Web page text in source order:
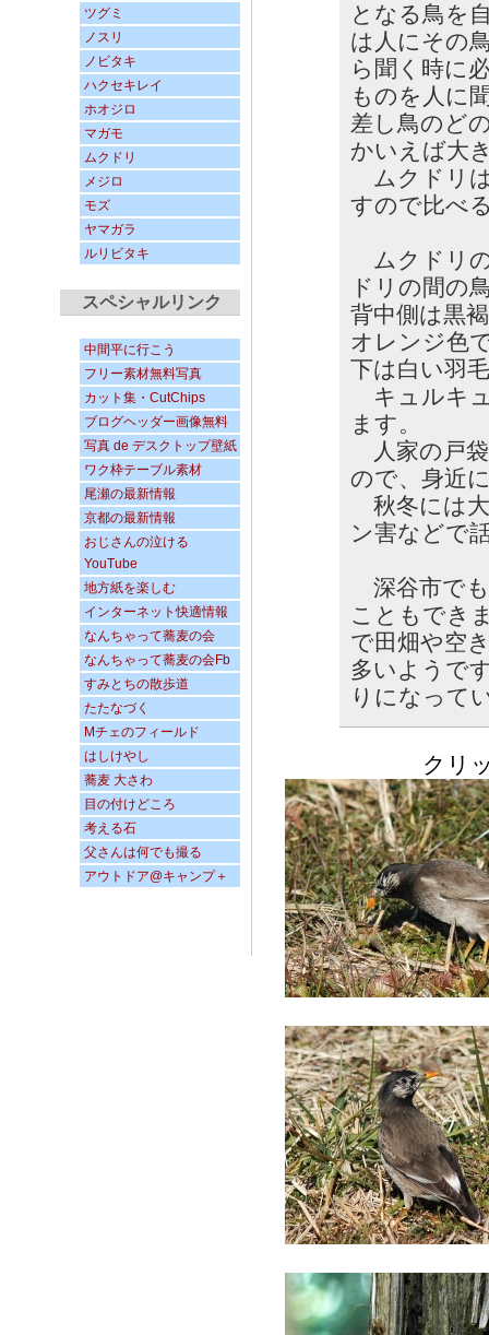
ツグミ
ノスリ
ノビタキ
ハクセキレイ
ホオジロ
マガモ
ムクドリ
メジロ
モズ
ヤマガラ
ルリビタキ
スペシャルリンク
中間平に行こう
フリー素材無料写真
カット集・CutChips
ブログヘッダー画像無料
写真 de デスクトップ壁紙
ワク枠テーブル素材
尾瀬の最新情報
京都の最新情報
おじさんの泣ける
YouTube
地方紙を楽しむ
インターネット快適情報
なんちゃって蕎麦の会
なんちゃって蕎麦の会Fb
すみとちの散歩道
たたなづく
Mチェのフィールド
はしけやし
蕎麦 大さわ
目の付けどころ
考える石
父さんは何でも撮る
アウトドア@キャンプ＋
となる鳥を
は人にその
ら聞く時に
ものを人に
差し鳥のど
かいえば大
ムクドリ
すので比べ
ムクドリ
ドリの間の
背中側は黒
オレンジ色
下は白い羽
キュルキ
ます。
人家の戸
ので、身近
秋冬には
ン害などで
深谷市で
こともでき
で田畑や空
多いようで
りになって
クリックす